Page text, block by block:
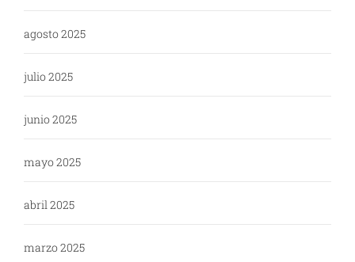
agosto 2025
julio 2025
junio 2025
mayo 2025
abril 2025
marzo 2025